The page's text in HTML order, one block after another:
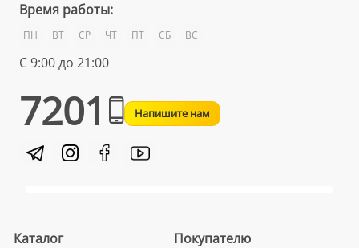
Время работы:
ПН ВТ СР ЧТ ПТ СБ ВС
С 9:00 до 21:00
7201 Напишите нам
Каталог Покупателю